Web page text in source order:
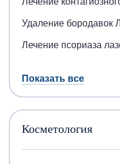
Удаление бородавок
Лечение псориаза
Показать все
Косметология